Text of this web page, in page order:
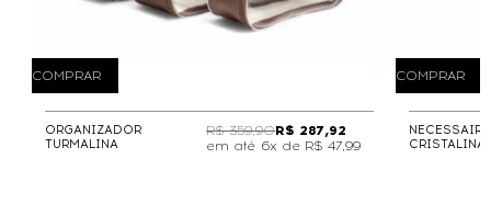
COMPRAR
ORGANIZADOR
TURMALINA
R$ 359,90R$ 287,92
6x de R$ 47,99
COMPRAR
NECESSAIRE
CRISTALINA